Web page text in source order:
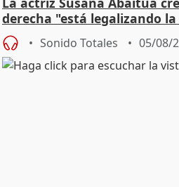
derecha "está legalizando
Sonido Totales 05/08/